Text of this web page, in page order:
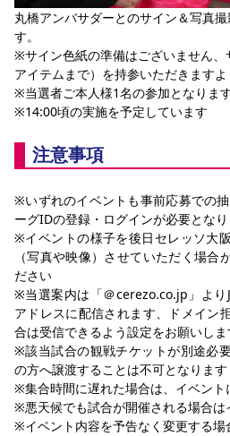
丸橋アンバサダーとのサイン＆写真
す。
※サイン色紙の準備はございません、
アイテムまで）を持参いただきます
※当選者ご本人様1名の参加となりま
※14:00頃の実施を予定しています
注意事項
※いずれのイベントも事前応募での
ーグIDの登録・ログインが必要とな
※イベントの様子を後日セレッソ大
（写真や映像）させていただく場合
ださい
※当選案内は「＠cerezo.co.jp」より
アドレスに配信されます、ドメイン
合は受信できるよう設定をお願いしま
※該当試合の観戦チケットが別途必
の方へ譲渡することは不可となります
※集合時間に遅れた場合は、イベント
※悪天候でも試合が開催される場合は
※イベント内容を予告なく変更する場